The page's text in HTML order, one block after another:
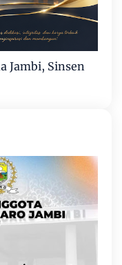
Jambi, Sinsen